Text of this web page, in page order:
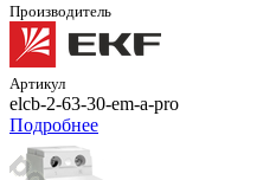
Производитель
Артикул
elcb-2-63-30-em-a-pro
Подробнее